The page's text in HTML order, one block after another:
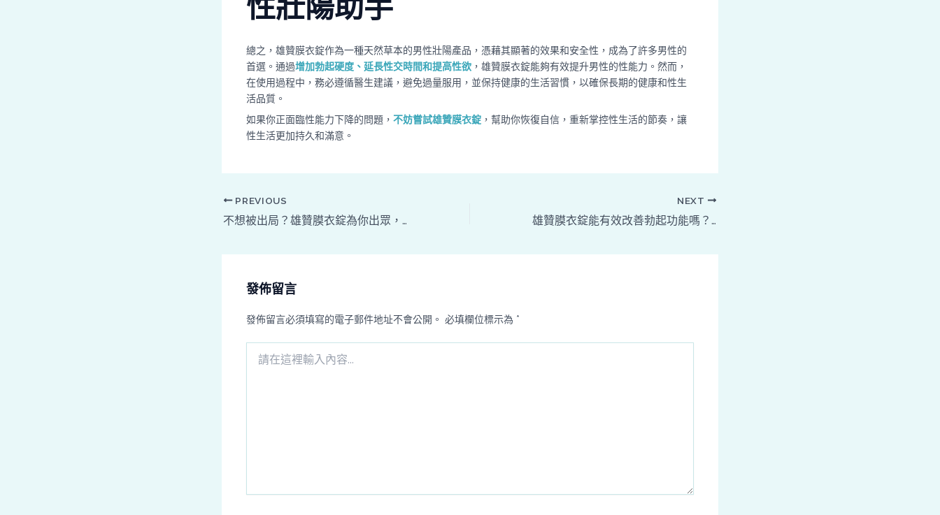
性壯陽助手
總之，雄贊膜衣錠作為一種天然草本的男性壯陽產品，憑藉其顯著的效果和安全性，成為了許多男性的
首選。通過增加勃起硬度、延長性交時間和提高性欲 ，雄贊膜衣錠能夠有效提升男性的性能力。然而，
在使用過程中，務必遵循醫生建議，避免過量服用，並保持健康的生活習慣，以確保長期的健康和性生
活品質。
如果你正面臨性能力下降的問題， 不妨嘗試雄贊膜衣錠 ，幫助你恢復自信，重新掌控性生活的節奏，讓
性生活更加持久和滿意。
PREVIOUS
不想被出局？雄贊膜衣錠為你出眾，提升男性自信與健康！
NEXT
雄贊膜衣錠能有效改善勃起功能嗎？長期使用的安全性如何？
發佈留言
發佈留言必須填寫的電子郵件地址不會公開。 必填欄位標示為 *